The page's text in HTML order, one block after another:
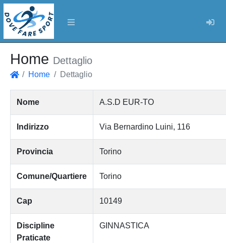
Home Dettaglio
Home Dettaglio
Nome A.S.D EUR-TO
Indirizzo Via Bernardino Luini, 116
Provincia Torino
Comune/Quartiere Torino
Cap 10149
Discipline
Praticate
GINNASTICA